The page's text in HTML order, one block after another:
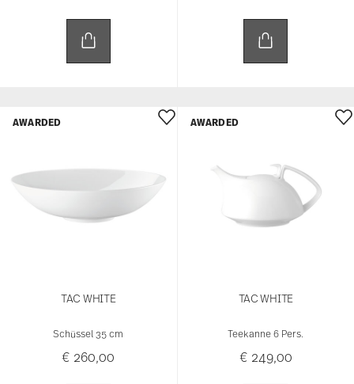
TAC WHITE
Schüssel 35 cm
€ 260,00
AWARDED
TAC WHITE
Teekanne 6 Pers.
€ 249,00
AWARDED